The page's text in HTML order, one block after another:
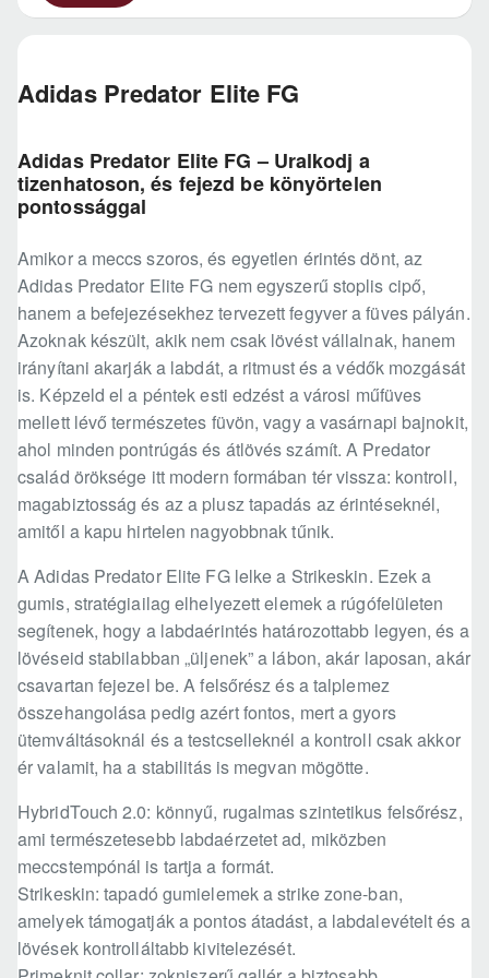
Adidas Predator Elite FG
Adidas Predator Elite FG – Uralkodj a
tizenhatoson, és fejezd be könyörtelen
pontossággal
Amikor a meccs szoros, és egyetlen érintés dönt, az
Adidas Predator Elite FG nem egyszerű stoplis cipő,
hanem a befejezésekhez tervezett fegyver a füves pályán.
Azoknak készült, akik nem csak lövést vállalnak, hanem
irányítani akarják a labdát, a ritmust és a védők mozgását
is. Képzeld el a péntek esti edzést a városi műfüves
mellett lévő természetes füvön, vagy a vasárnapi bajnokit,
ahol minden pontrúgás és átlövés számít. A Predator
család öröksége itt modern formában tér vissza: kontroll,
magabiztosság és az a plusz tapadás az érintéseknél,
amitől a kapu hirtelen nagyobbnak tűnik.
A Adidas Predator Elite FG lelke a Strikeskin. Ezek a
gumis, stratégiailag elhelyezett elemek a rúgófelületen
segítenek, hogy a labdaérintés határozottabb legyen, és a
lövéseid stabilabban „üljenek” a lábon, akár laposan, akár
csavartan fejezel be. A felsőrész és a talplemez
összehangolása pedig azért fontos, mert a gyors
ütemváltásoknál és a testcselleknél a kontroll csak akkor
ér valamit, ha a stabilitás is megvan mögötte.
HybridTouch 2.0: könnyű, rugalmas szintetikus felsőrész,
ami természetesebb labdaérzetet ad, miközben
meccstempónál is tartja a formát.
Strikeskin: tapadó gumielemek a strike zone-ban,
amelyek támogatják a pontos átadást, a labdalevételt és a
lövések kontrolláltabb kivitelezését.